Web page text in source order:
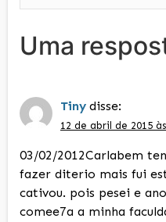
Uma
Tiny disse:
12 de abril de 2015
03/02/2012Carlabem
fazer diterio mais fui
cativou. pois pesei e
comee7a a minha